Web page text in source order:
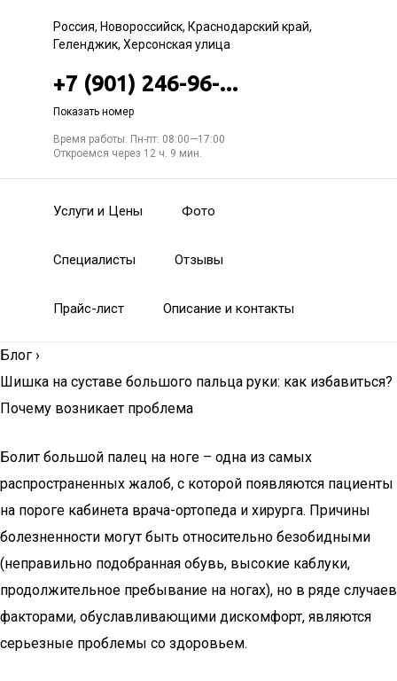
Россия, Новороссийск, Краснодарский край,
Геленджик, Херсонская улица
+7 (901) 246-96-...
Показать номер
Время работы: Пн-пт: 08:00—17:00
Откроемся через 12 ч. 9 мин.
Услуги и Цены Фото
Специалисты Отзывы
Прайс-лист Описание и контакты
Блог ›
Шишка на суставе большого пальца руки: как избавиться?
Почему возникает проблема
Болит большой палец на ноге – одна из самых
распространенных жалоб, с которой появляются пациенты
на пороге кабинета врача-ортопеда и хирурга. Причины
болезненности могут быть относительно безобидными
(неправильно подобранная обувь, высокие каблуки,
продолжительное пребывание на ногах), но в ряде случаев
факторами, обуславливающими дискомфорт, являются
серьезные проблемы со здоровьем.